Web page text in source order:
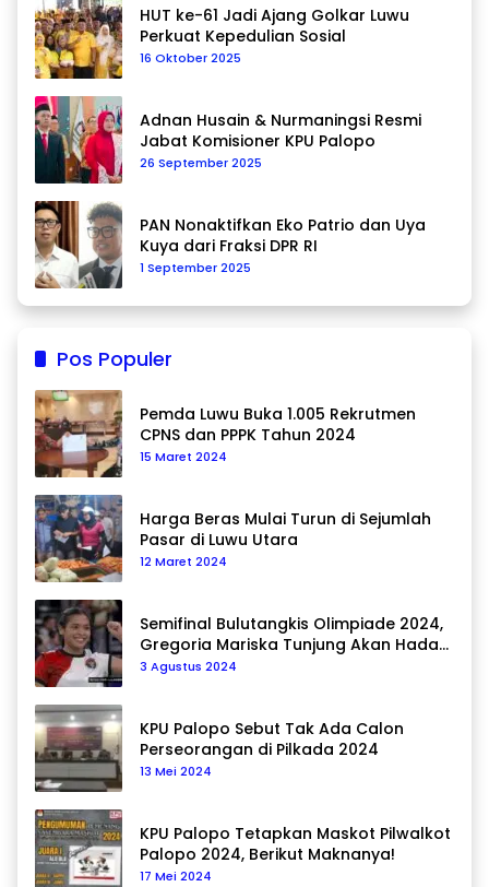
HUT ke-61 Jadi Ajang Golkar Luwu
Perkuat Kepedulian Sosial
16 Oktober 2025
Adnan Husain & Nurmaningsi Resmi
Jabat Komisioner KPU Palopo
26 September 2025
PAN Nonaktifkan Eko Patrio dan Uya
Kuya dari Fraksi DPR RI
1 September 2025
Pos Populer
Pemda Luwu Buka 1.005 Rekrutmen
CPNS dan PPPK Tahun 2024
15 Maret 2024
Harga Beras Mulai Turun di Sejumlah
Pasar di Luwu Utara
12 Maret 2024
Semifinal Bulutangkis Olimpiade 2024,
Gregoria Mariska Tunjung Akan Hadapi
Pemain Asal Korea Selatan
3 Agustus 2024
KPU Palopo Sebut Tak Ada Calon
Perseorangan di Pilkada 2024
13 Mei 2024
KPU Palopo Tetapkan Maskot Pilwalkot
Palopo 2024, Berikut Maknanya!
17 Mei 2024